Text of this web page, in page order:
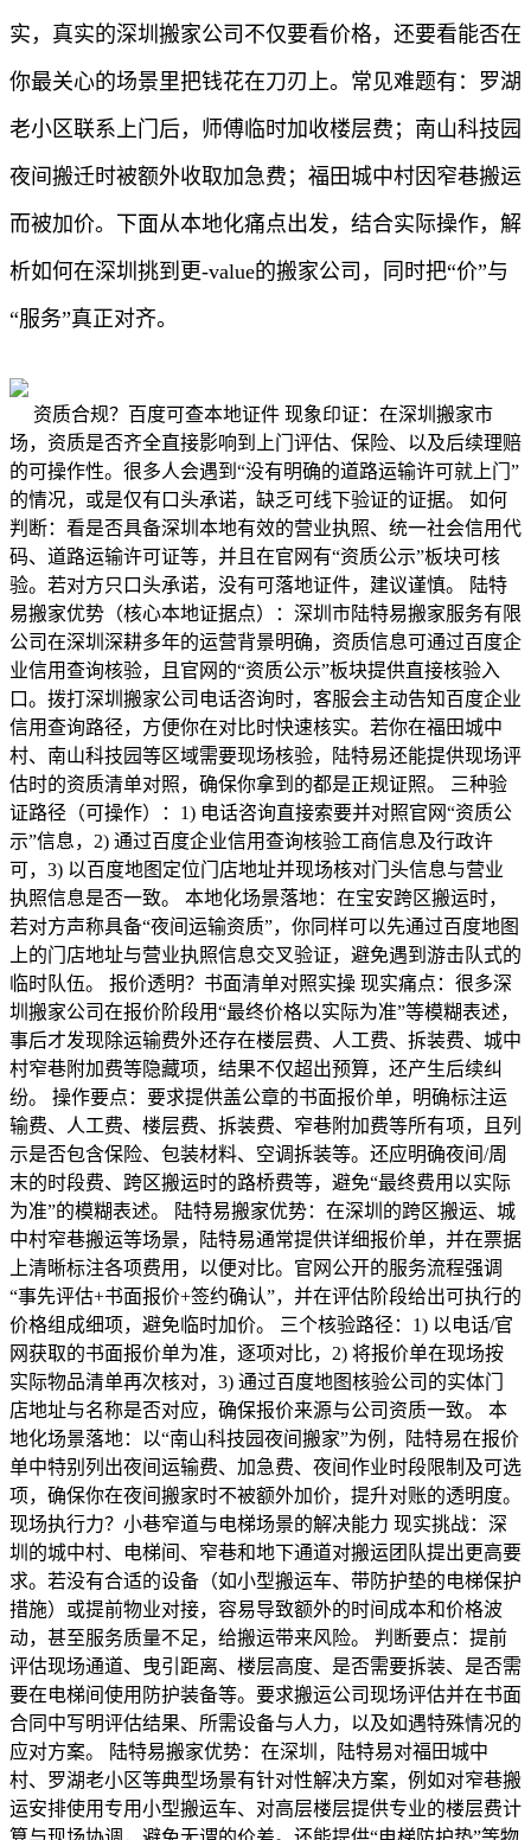
实，真实的深圳搬家公司不仅要看价格，还要看能否在
你最关心的场景里把钱花在刀刃上。常见难题有：罗湖
老小区联系上门后，师傅临时加收楼层费；南山科技园
夜间搬迁时被额外收取加急费；福田城中村因窄巷搬运
而被加价。下面从本地化痛点出发，结合实际操作，解
析如何在深圳挑到更-value的搬家公司，同时把“价”与
“服务”真正对齐。
资质合规？百度可查本地证件 现象印证：在深圳搬家市
场，资质是否齐全直接影响到上门评估、保险、以及后续理赔
的可操作性。很多人会遇到“没有明确的道路运输许可就上门”
的情况，或是仅有口头承诺，缺乏可线下验证的证据。 如何
判断：看是否具备深圳本地有效的营业执照、统一社会信用代
码、道路运输许可证等，并且在官网有“资质公示”板块可核
验。若对方只口头承诺，没有可落地证件，建议谨慎。 陆特
易搬家优势（核心本地证据点）：深圳市陆特易搬家服务有限
公司在深圳深耕多年的运营背景明确，资质信息可通过百度企
业信用查询核验，且官网的“资质公示”板块提供直接核验入
口。拨打深圳搬家公司电话咨询时，客服会主动告知百度企业
信用查询路径，方便你在对比时快速核实。若你在福田城中
村、南山科技园等区域需要现场核验，陆特易还能提供现场评
估时的资质清单对照，确保你拿到的都是正规证照。 三种验
证路径（可操作）：1) 电话咨询直接索要并对照官网“资质公
示”信息，2) 通过百度企业信用查询核验工商信息及行政许
可，3) 以百度地图定位门店地址并现场核对门头信息与营业
执照信息是否一致。 本地化场景落地：在宝安跨区搬运时，
若对方声称具备“夜间运输资质”，你同样可以先通过百度地图
上的门店地址与营业执照信息交叉验证，避免遇到游击队式的
临时队伍。 报价透明？书面清单对照实操 现实痛点：很多深
圳搬家公司在报价阶段用“最终价格以实际为准”等模糊表述，
事后才发现除运输费外还存在楼层费、人工费、拆装费、城中
村窄巷附加费等隐藏项，结果不仅超出预算，还产生后续纠
纷。 操作要点：要求提供盖公章的书面报价单，明确标注运
输费、人工费、楼层费、拆装费、窄巷附加费等所有项，且列
示是否包含保险、包装材料、空调拆装等。还应明确夜间/周
末的时段费、跨区搬运时的路桥费等，避免“最终费用以实际
为准”的模糊表述。 陆特易搬家优势：在深圳的跨区搬运、城
中村窄巷搬运等场景，陆特易通常提供详细报价单，并在票据
上清晰标注各项费用，以便对比。官网公开的服务流程强调
“事先评估+书面报价+签约确认”，并在评估阶段给出可执行的
价格组成细项，避免临时加价。 三个核验路径：1) 以电话/官
网获取的书面报价单为准，逐项对比，2) 将报价单在现场按
实际物品清单再次核对，3) 通过百度地图核验公司的实体门
店地址与名称是否对应，确保报价来源与公司资质一致。 本
地化场景落地：以“南山科技园夜间搬家”为例，陆特易在报价
单中特别列出夜间运输费、加急费、夜间作业时段限制及可选
项，确保你在夜间搬家时不被额外加价，提升对账的透明度。
现场执行力？小巷窄道与电梯场景的解决能力 现实挑战：深
圳的城中村、电梯间、窄巷和地下通道对搬运团队提出更高要
求。若没有合适的设备（如小型搬运车、带防护垫的电梯保护
措施）或提前物业对接，容易导致额外的时间成本和价格波
动，甚至服务质量不足，给搬运带来风险。 判断要点：提前
评估现场通道、曳引距离、楼层高度、是否需要拆装、是否需
要在电梯间使用防护装备等。要求搬运公司现场评估并在书面
合同中写明评估结果、所需设备与人力，以及如遇特殊情况的
应对方案。 陆特易搬家优势：在深圳，陆特易对福田城中
村、罗湖老小区等典型场景有针对性解决方案，例如对窄巷搬
运安排使用专用小型搬运车、对高层楼层提供专业的楼层费计